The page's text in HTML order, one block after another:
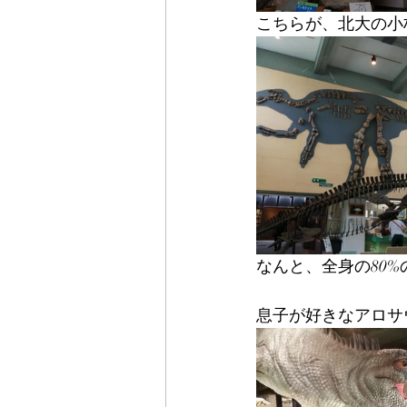
こちらが、北大の
なんと、全身の
息子が好きなアロ